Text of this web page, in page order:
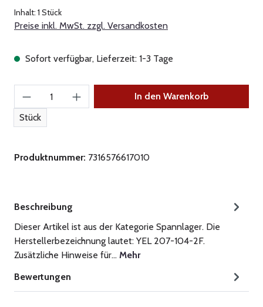
Inhalt: 1 Stück
Preise inkl. MwSt. zzgl. Versandkosten
Sofort verfügbar, Lieferzeit: 1-3 Tage
Produkt Anzahl: Gib den gewünschten Wert
Stück
In den Warenkorb
Produktnummer: 7316576617010
Beschreibung
Dieser Artikel ist aus der Kategorie Spannlager. Die
Herstellerbezeichnung lautet: YEL 207-104-2F.
Zusätzliche Hinweise für… Mehr
Bewertungen